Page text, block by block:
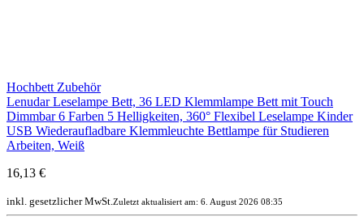
Hochbett Zubehör
Lenudar Leselampe Bett, 36 LED Klemmlampe Bett mit Touch
Dimmbar 6 Farben 5 Helligkeiten, 360° Flexibel Leselampe Kinder
USB Wiederaufladbare Klemmleuchte Bettlampe für Studieren
Arbeiten, Weiß
16,13 €
inkl. gesetzlicher MwSt. Zuletzt aktualisiert am: 6. August 2026 08:35